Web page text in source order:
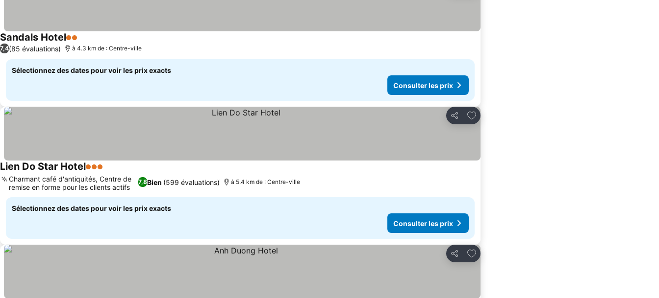
Sandals Hotel2 Étoiles
7,4(85 évaluations) à 4.3 km de : Centre-ville
Sélectionnez des dates pour voir les prix exacts
Consulter les prix
Partager
Ajouter à mes favoris
Lien Do Star Hotel3 Étoiles
7,8Bien (599 évaluations)
Charmant café d'antiquités, Centre de
remise en forme pour les clients actifs
à 5.4 km de : Centre-ville
Sélectionnez des dates pour voir les prix exacts
Consulter les prix
Partager
Ajouter à mes favoris